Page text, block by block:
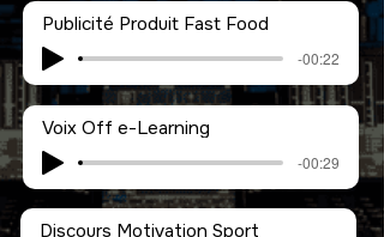
Publicité Produit Fast Food
-00:22
Voix Off e-Learning
-00:29
Discours Motivation Sport